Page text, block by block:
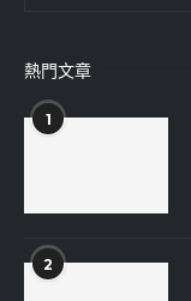
熱門文章
1
2